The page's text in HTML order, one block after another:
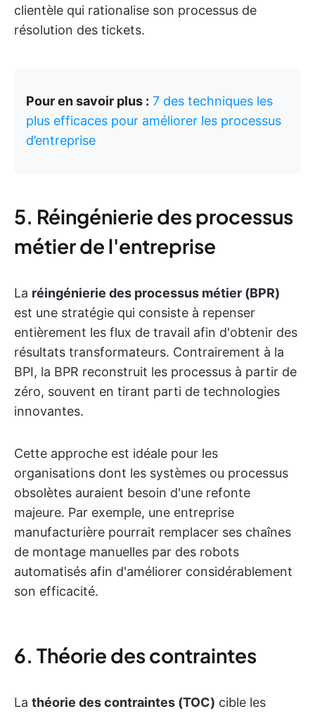
clientèle qui rationalise son processus de
résolution des tickets.
Pour en savoir plus : 7 des techniques les
plus efficaces pour améliorer les processus
d’entreprise
5. Réingénierie des processus
métier de l'entreprise
La réingénierie des processus métier (BPR)
est une stratégie qui consiste à repenser
entièrement les flux de travail afin d'obtenir des
résultats transformateurs. Contrairement à la
BPI, la BPR reconstruit les processus à partir de
zéro, souvent en tirant parti de technologies
innovantes.
Cette approche est idéale pour les
organisations dont les systèmes ou processus
obsolètes auraient besoin d'une refonte
majeure. Par exemple, une entreprise
manufacturière pourrait remplacer ses chaînes
de montage manuelles par des robots
automatisés afin d'améliorer considérablement
son efficacité.
6. Théorie des contraintes
La théorie des contraintes (TOC) cible les